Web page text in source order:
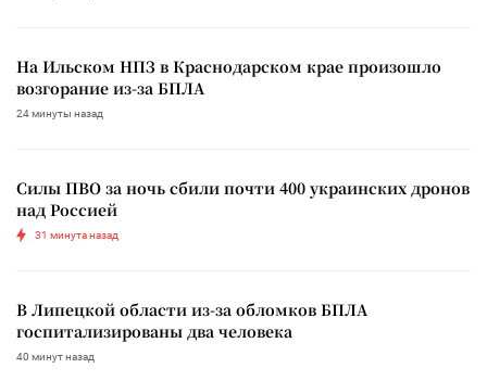
На Ильском НПЗ в Краснодарском крае произошло
возгорание из-за БПЛА
24 минуты назад
Силы ПВО за ночь сбили почти 400 украинских дронов
над Россией
31 минута назад
В Липецкой области из-за обломков БПЛА
госпитализированы два человека
40 минут назад